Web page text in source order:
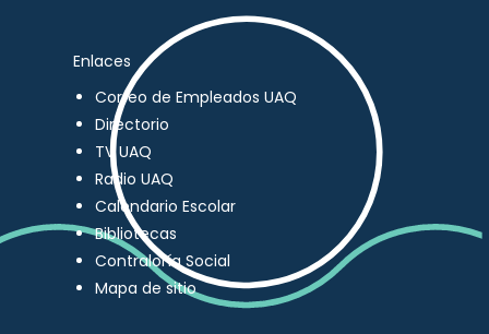
Enlaces
Correo de Empleados UAQ
Directorio
TV UAQ
Radio UAQ
Calendario Escolar
Bibliotecas
Contraloría Social
Mapa de sitio